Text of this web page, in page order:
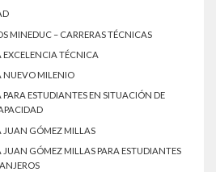
MINEDUC – CARRERAS TÉCNICAS
EXCELENCIA TÉCNICA
NUEVO MILENIO
PARA ESTUDIANTES EN SITUACIÓN DE
JUAN GÓMEZ MILLAS
JUAN GÓMEZ MILLAS PARA ESTUDIANTES